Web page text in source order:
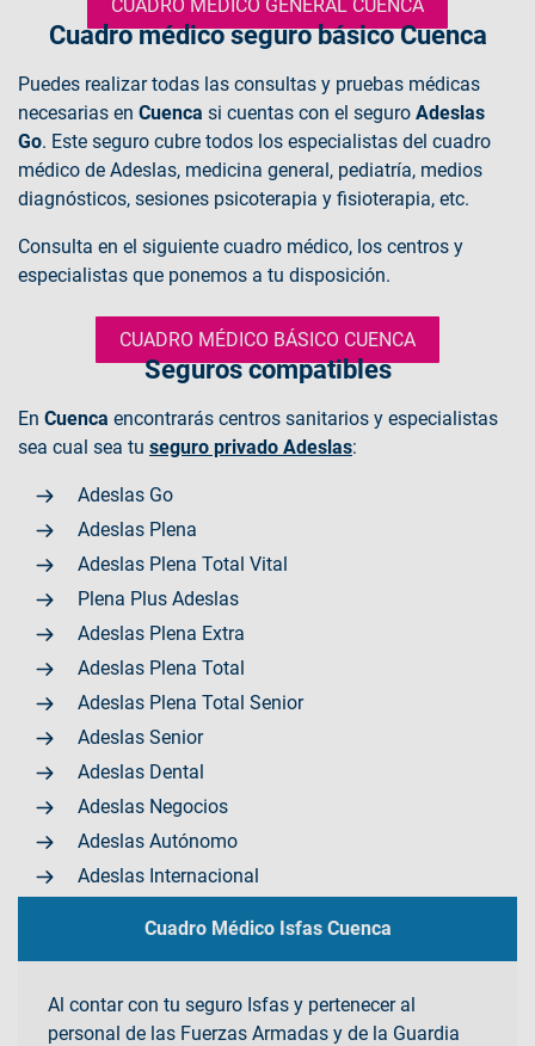
CUADRO MÉDICO GENERAL CUENCA
Cuadro médico seguro básico Cuenca
Puedes realizar todas las consultas y pruebas médicas
necesarias en Cuenca si cuentas con el seguro Adeslas
Go. Este seguro cubre todos los especialistas del cuadro
médico de Adeslas, medicina general, pediatría, medios
diagnósticos, sesiones psicoterapia y fisioterapia, etc.
Consulta en el siguiente cuadro médico, los centros y
especialistas que ponemos a tu disposición.
CUADRO MÉDICO BÁSICO CUENCA
Seguros compatibles
En Cuenca encontrarás centros sanitarios y especialistas
sea cual sea tu seguro privado Adeslas:
Adeslas Go
Adeslas Plena
Adeslas Plena Total Vital
Plena Plus Adeslas
Adeslas Plena Extra
Adeslas Plena Total
Adeslas Plena Total Senior
Adeslas Senior
Adeslas Dental
Adeslas Negocios
Adeslas Autónomo
Adeslas Internacional
Cuadro Médico Isfas Cuenca
Al contar con tu seguro Isfas y pertenecer al
personal de las Fuerzas Armadas y de la Guardia